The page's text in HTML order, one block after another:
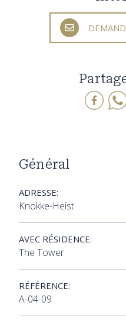
Général
ADRESSE:
Knokke-Heist
AVEC RÉSIDENCE:
The Tower
RÉFÉRENCE:
A-04-09